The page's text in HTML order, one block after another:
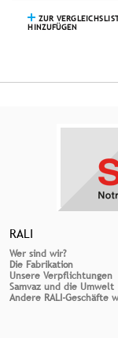
ZUR
HINZUFÜGEN
RALI
Wer sind wir?
Die Fabrikation
Unsere Verpflichtungen
Samvaz und die Umwelt
Andere RALI-Geschäfte